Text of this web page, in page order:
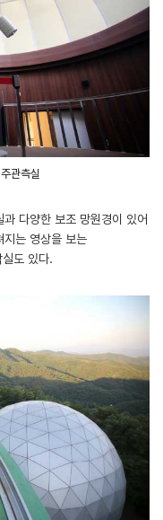
관측실
다양한 보조 망원경이 있어
지는 영상을 보는
도 있다.